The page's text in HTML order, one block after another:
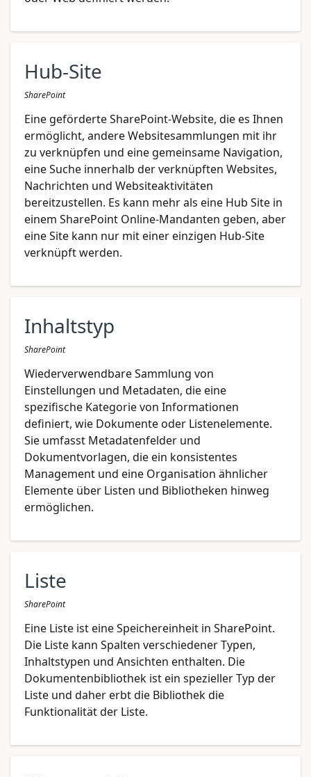
Hub-Site
SharePoint
Eine geförderte SharePoint-Website, die es Ihnen
ermöglicht, andere Websitesammlungen mit ihr
zu verknüpfen und eine gemeinsame Navigation,
eine Suche innerhalb der verknüpften Websites,
Nachrichten und Websiteaktivitäten
bereitzustellen. Es kann mehr als eine Hub Site in
einem SharePoint Online-Mandanten geben, aber
eine Site kann nur mit einer einzigen Hub-Site
verknüpft werden.
Inhaltstyp
SharePoint
Wiederverwendbare Sammlung von
Einstellungen und Metadaten, die eine
spezifische Kategorie von Informationen
definiert, wie Dokumente oder Listenelemente.
Sie umfasst Metadatenfelder und
Dokumentvorlagen, die ein konsistentes
Management und eine Organisation ähnlicher
Elemente über Listen und Bibliotheken hinweg
ermöglichen.
Liste
SharePoint
Eine Liste ist eine Speichereinheit in SharePoint.
Die Liste kann Spalten verschiedener Typen,
Inhaltstypen und Ansichten enthalten. Die
Dokumentenbibliothek ist ein spezieller Typ der
Liste und daher erbt die Bibliothek die
Funktionalität der Liste.